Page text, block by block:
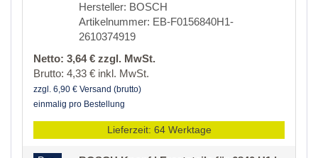
Hersteller: BOSCH
Artikelnummer: EB-F0156840H1-
2610374919
Netto: 3,64 € zzgl. MwSt.
Brutto: 4,33 € inkl. MwSt.
zzgl. 6,90 € Versand (brutto)
einmalig pro Bestellung
Lieferzeit: 64 Werktage